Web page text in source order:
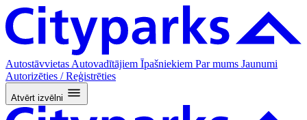
Autostāvvietas Autovadītājiem Īpašniekiem Par mums Jaunumi
Autorizēties / Reģistrēties
Atvērt izvēlni